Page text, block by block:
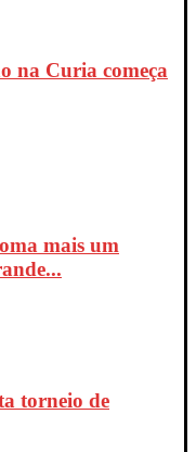
na Curia começa
mais um
torneio de